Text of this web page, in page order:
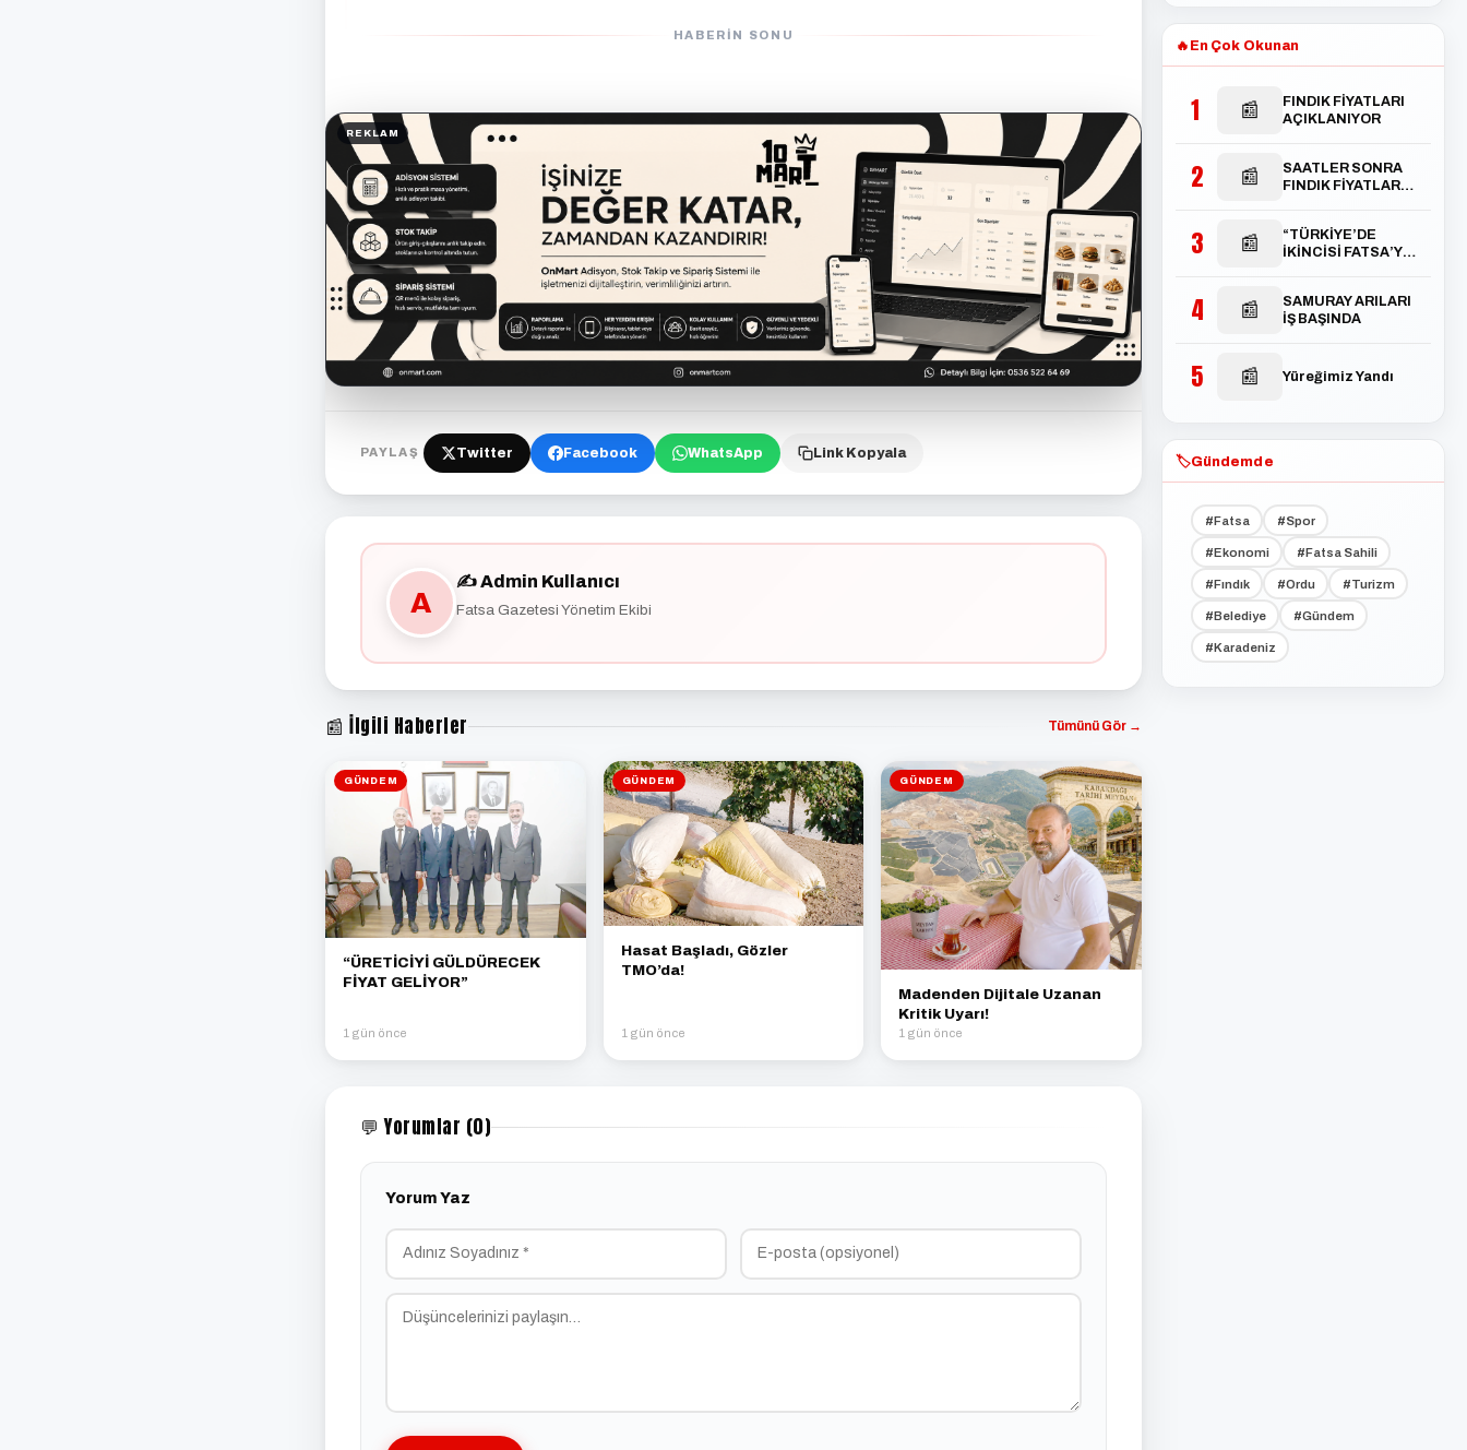
HABERIN SONU
REKLAM
PAYLAŞ Twitter Facebook WhatsApp Link Kopyala
A
✍️ Admin Kullanıcı
Fatsa Gazetesi Yönetim Ekibi
📰 İlgili Haberler Tümünü Gör →
GÜNDEM
“ÜRETİCİYİ GÜLDÜRECEK
FİYAT GELİYOR”
1 gün önce
GÜNDEM
Hasat Başladı, Gözler
TMO’da!
1 gün önce
GÜNDEM
Madenden Dijitale Uzanan
Kritik Uyarı!
1 gün önce
💬 Yorumlar (0)
Yorum Yaz
🔥 En Çok Okunan
1 📰
FINDIK FİYATLARI
AÇIKLANIYOR
2 📰
SAATLER SONRA
FINDIK FİYATLARI
3 📰
“TÜRKİYE’DE
İKİNCİSİ FATSA’YA
4 📰
SAMURAY ARILARI
İŞ BAŞINDA
5 📰 Yüreğimiz Yandı
🏷️Gündemde
#Fatsa #Spor
#Ekonomi #Fatsa Sahili
#Fındık #Ordu #Turizm
#Belediye #Gündem
#Karadeniz